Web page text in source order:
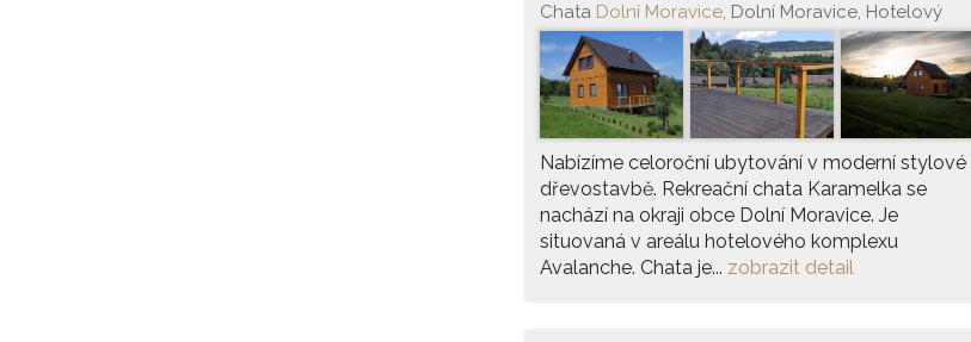
Chata Dolní Moravice, Dolní Moravice, Hotelový
komplex Avalanche
Nabízíme celoroční ubytování v moderní stylové
dřevostavbě. Rekreační chata Karamelka se
nachází na okraji obce Dolní Moravice. Je
situovaná v areálu hotelového komplexu
Avalanche. Chata je... zobrazit detail